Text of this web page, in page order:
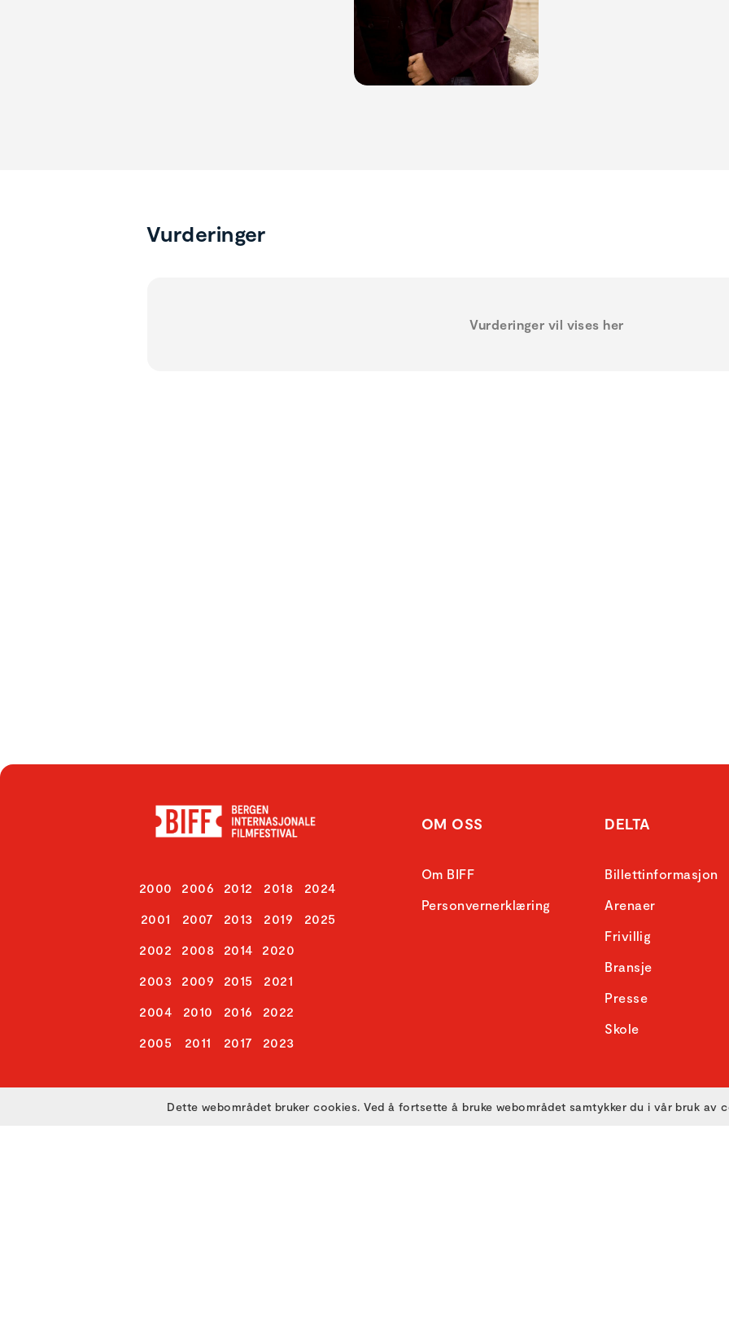
Vurderinger
Vurderinger vil vises her
2000
2001
2002
2003
2004
2005
2006
2007
2008
2009
2010
2011
2012
2013
2014
2015
2016
2017
2018
2019
2020
2021
2022
2023
2024
2025
OM OSS
Om BIFF
Personvernerklæring
DELTA
Billettinformasjon
Arenaer
Frivillig
Bransje
Presse
Skole
Dette webområdet bruker cookies. Ved å fortsette å bruke webområdet samtykker du i vår bruk av